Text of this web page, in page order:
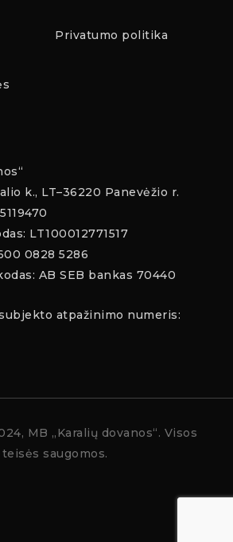
Privatumo politika
k., LT–36220 Panevėžio r.
LT100012771517
0828 5286
AB SEB bankas 70440
atpažinimo numeris:
MB „Karalių dovanos“. Visos
teisės saugomos.